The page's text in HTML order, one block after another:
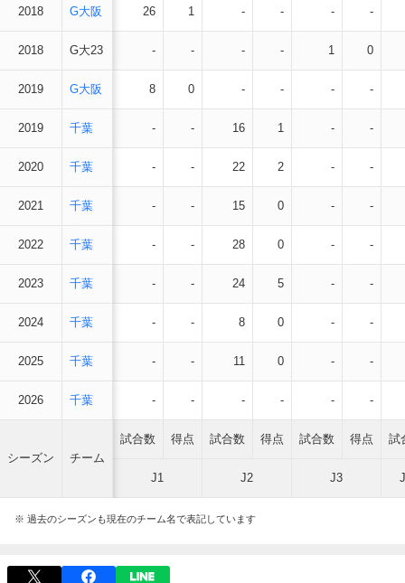
2018 G大阪 26 1 - - - -
2018 G大23 - - - - 1 0
2019 G大阪 8 0 - - - -
2019 千葉 - - 16 1 - -
2020 千葉 - - 22 2 - -
2021 千葉 - - 15 0 - -
2022 千葉 - - 28 0 - -
2023 千葉 - - 24 5 - -
2024 千葉 - - 8 0 - -
2025 千葉 - - 11 0 - -
2026 千葉 - - - - - -
シーズン チーム
試合数 得点 試合数 得点 試合数 得点 試
J1 J2 J3
※ 過去のシーズンも現在のチーム名で表記しています